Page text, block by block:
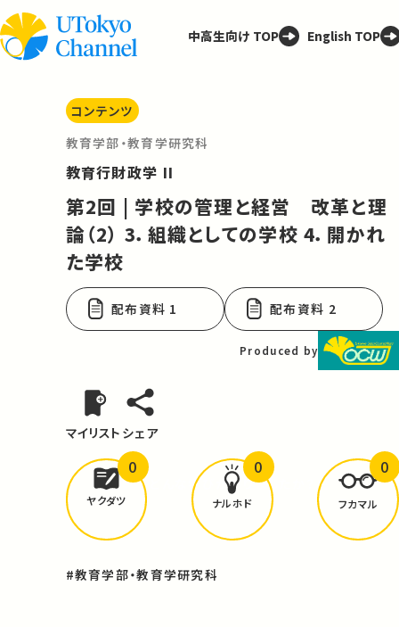
中高生向け TOP English TOP
コンテンツ
教育学部・教育学研究科
教育行財政学 II
第2回 | 学校の管理と経営 改革と理
論（2） 3．組織としての学校 4．開かれ
た学校
配布資料 1 配布資料 2
Produced by
マイリスト シェア
どんな学びがありましたか？
ヤクダツ
0
ナルホド
0
フカマル
0
#教育学部・教育学研究科